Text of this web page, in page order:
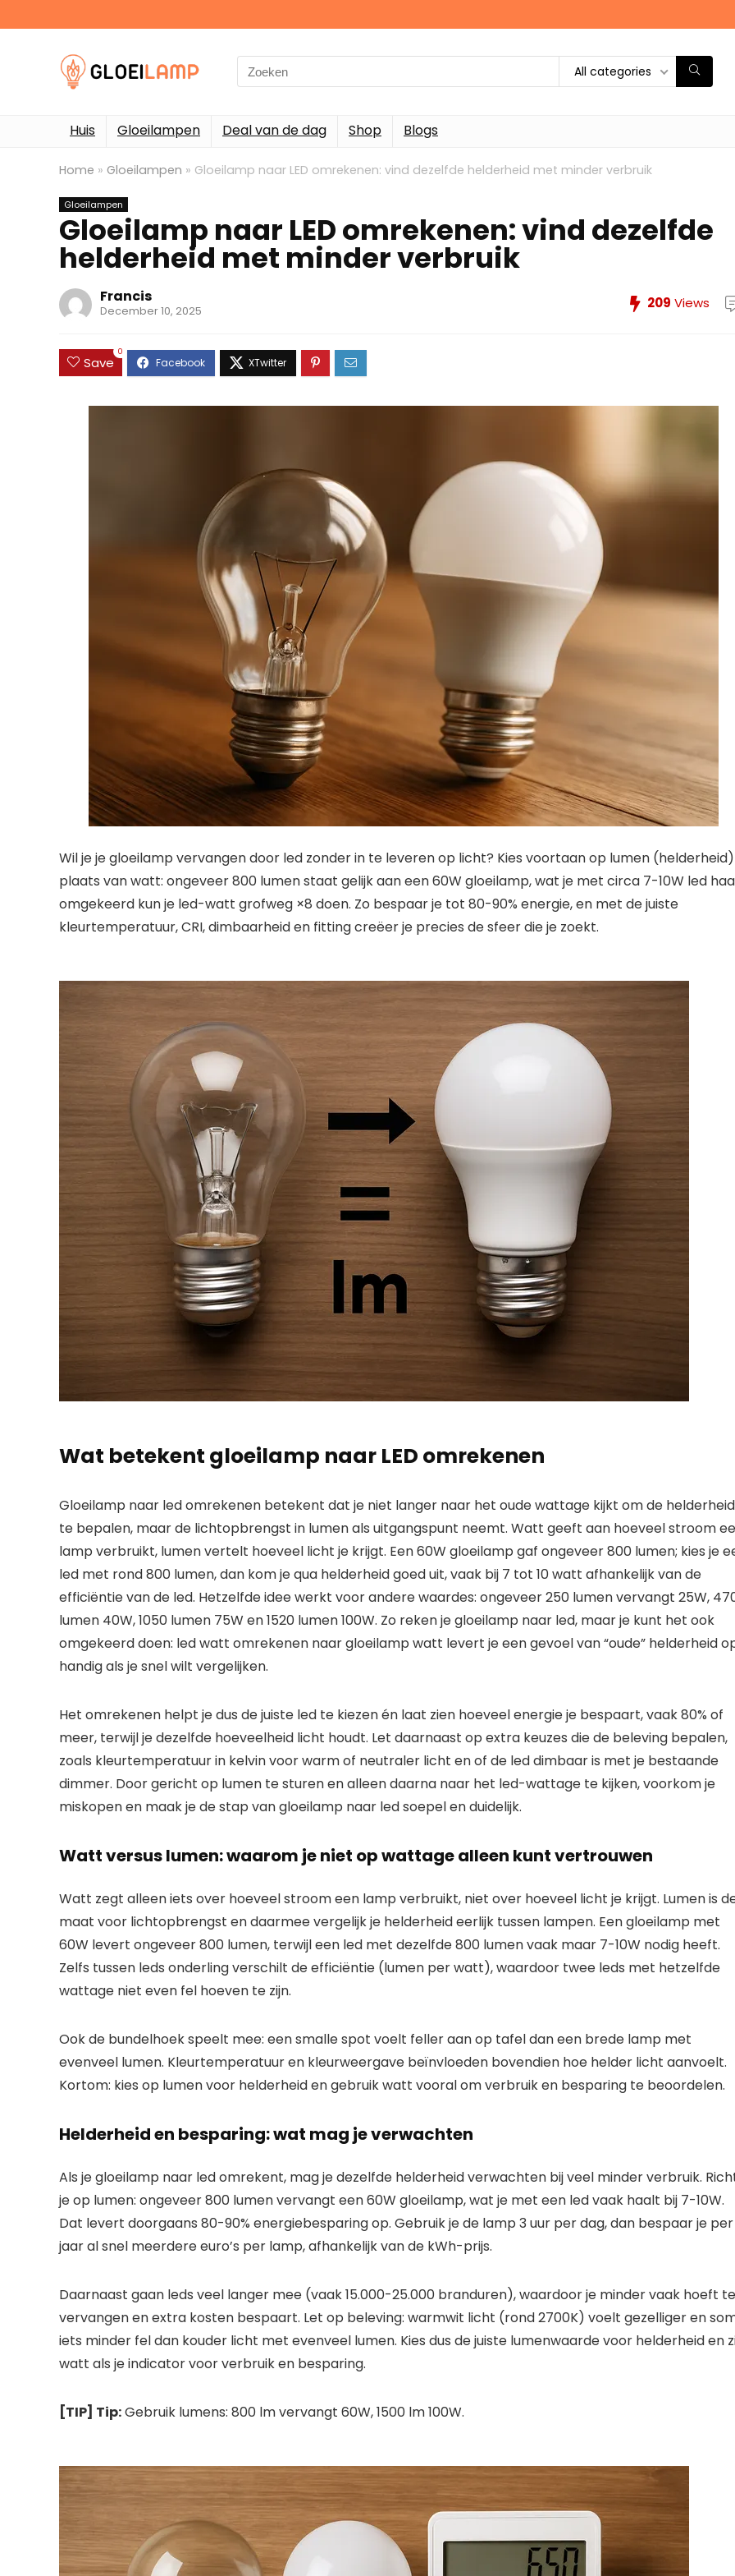
Search
for:
All categories
Huis Gloeilampen Deal van de dag Shop Blogs
Home » Gloeilampen » Gloeilamp naar LED omrekenen: vind dezelfde helderheid met minder verbruik
Gloeilampen
Gloeilamp naar LED omrekenen: vind dezelfde
helderheid met minder verbruik
Francis
December 10, 2025 209 Views
Save
0
Wil je je gloeilamp vervangen door led zonder in te leveren op licht? Kies voortaan op lumen
plaats van watt: ongeveer 800 lumen staat gelijk aan een 60W gloeilamp, wat je met circa 7-10W led
omgekeerd kun je led-watt grofweg ×8 doen. Zo bespaar je tot 80-90% energie, en met de juiste
kleurtemperatuur, CRI, dimbaarheid en fitting creëer je precies de sfeer die je zoekt.
Wat betekent gloeilamp naar LED omrekenen
Gloeilamp naar led omrekenen betekent dat je niet langer naar het oude wattage kijkt om de helderheid
te bepalen, maar de lichtopbrengst in lumen als uitgangspunt neemt. Watt geeft aan hoeveel stroom
lamp verbruikt, lumen vertelt hoeveel licht je krijgt. Een 60W gloeilamp gaf ongeveer 800 lumen; kies je
led met rond 800 lumen, dan kom je qua helderheid goed uit, vaak bij 7 tot 10 watt afhankelijk van de
efficiëntie van de led. Hetzelfde idee werkt voor andere waardes: ongeveer 250 lumen vervangt 25W,
lumen 40W, 1050 lumen 75W en 1520 lumen 100W. Zo reken je gloeilamp naar led, maar je kunt het ook
omgekeerd doen: led watt omrekenen naar gloeilamp watt levert je een gevoel van “oude” helderheid
handig als je snel wilt vergelijken.
Het omrekenen helpt je dus de juiste led te kiezen én laat zien hoeveel energie je bespaart, vaak 80% of
meer, terwijl je dezelfde hoeveelheid licht houdt. Let daarnaast op extra keuzes die de beleving bepalen,
zoals kleurtemperatuur in kelvin voor warm of neutraler licht en of de led dimbaar is met je bestaande
dimmer. Door gericht op lumen te sturen en alleen daarna naar het led-wattage te kijken, voorkom je
miskopen en maak je de stap van gloeilamp naar led soepel en duidelijk.
Watt versus lumen: waarom je niet op wattage alleen kunt vertrouwen
Watt zegt alleen iets over hoeveel stroom een lamp verbruikt, niet over hoeveel licht je krijgt. Lumen is
maat voor lichtopbrengst en daarmee vergelijk je helderheid eerlijk tussen lampen. Een gloeilamp met
60W levert ongeveer 800 lumen, terwijl een led met dezelfde 800 lumen vaak maar 7-10W nodig heeft.
Zelfs tussen leds onderling verschilt de efficiëntie (lumen per watt), waardoor twee leds met hetzelfde
wattage niet even fel hoeven te zijn.
Ook de bundelhoek speelt mee: een smalle spot voelt feller aan op tafel dan een brede lamp met
evenveel lumen. Kleurtemperatuur en kleurweergave beïnvloeden bovendien hoe helder licht aanvoelt.
Kortom: kies op lumen voor helderheid en gebruik watt vooral om verbruik en besparing te beoordelen.
Helderheid en besparing: wat mag je verwachten
Als je gloeilamp naar led omrekent, mag je dezelfde helderheid verwachten bij veel minder verbruik.
je op lumen: ongeveer 800 lumen vervangt een 60W gloeilamp, wat je met een led vaak haalt bij 7-10W.
Dat levert doorgaans 80-90% energiebesparing op. Gebruik je de lamp 3 uur per dag, dan bespaar je per
jaar al snel meerdere euro’s per lamp, afhankelijk van de kWh-prijs.
Daarnaast gaan leds veel langer mee (vaak 15.000-25.000 branduren), waardoor je minder vaak hoeft te
vervangen en extra kosten bespaart. Let op beleving: warmwit licht (rond 2700K) voelt gezelliger en
iets minder fel dan kouder licht met evenveel lumen. Kies dus de juiste lumenwaarde voor helderheid en
watt als je indicator voor verbruik en besparing.
[TIP] Tip:Gebruik lumens: 800 lm vervangt 60W, 1500 lm 100W.